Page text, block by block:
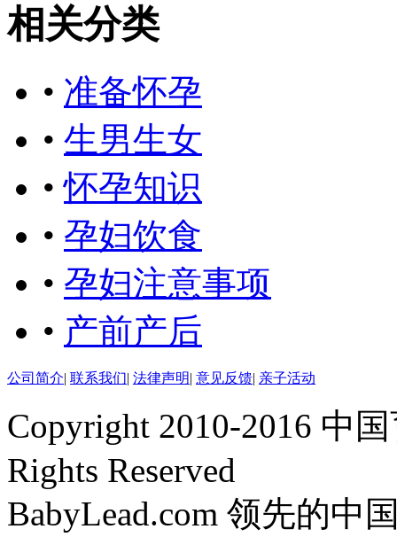
相关分类
• 准备怀孕
• 生男生女
•怀孕知识
• 孕妇饮食
• 孕妇注意事项
• 产前产后
公司简介| 联系我们| 法律声明| 意见反馈| 亲子活动
Copyright 2010-2016 中
Rights Reserved
BabyLead.com 领先的中